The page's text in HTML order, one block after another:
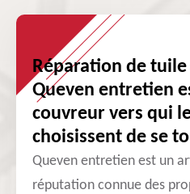
Réparation de tuile
Queven entretien
couvreur vers qui
choisissent de se
Queven entretien est un
réputation connue des